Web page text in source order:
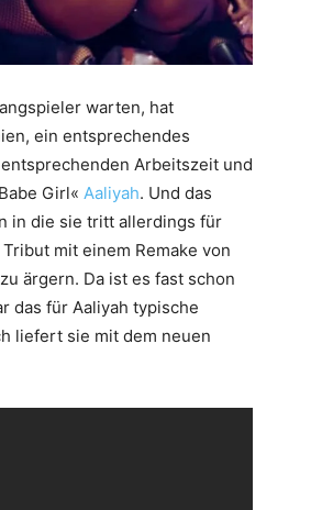
warten, hat
ein entsprechendes
Arbeitszeit und
Girl« Aaliyah. Und das
in die sie tritt allerdings für
mit einem Remake von
ärgern. Da ist es fast schon
das für Aaliyah typische
liefert sie mit dem neuen